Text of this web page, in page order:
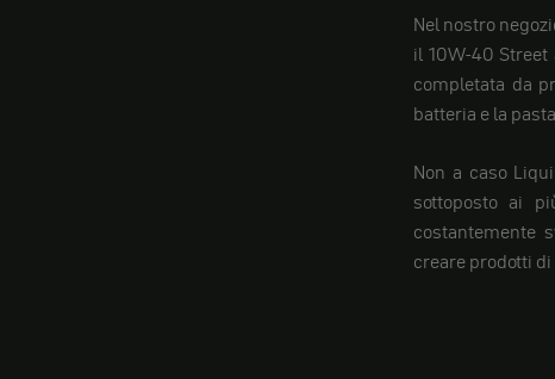
Nel nostro
il 10W-40
completata da
batteria e la
Non a caso
sottoposto ai
costantemente
creare prodotti